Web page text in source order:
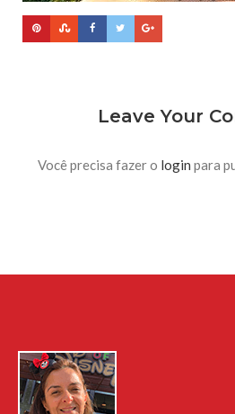
Leave Your
Você precisa fazer o login para